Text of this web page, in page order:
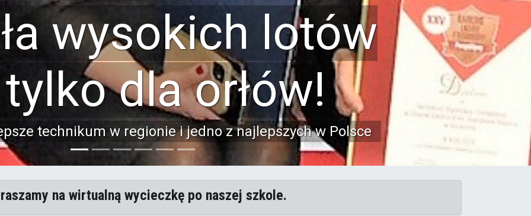
są w profesjonalny sprzęt pomiarowy, centrale
mikroprocesorowe, elementy sieci komputerowych Cisco i
Mikrotik.
na wirtualną wycieczkę po naszej szkole.